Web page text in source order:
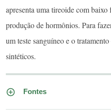
apresenta uma tireoide com
produção de hormônios. Para
um teste sanguíneo e o
sintéticos.
Fontes